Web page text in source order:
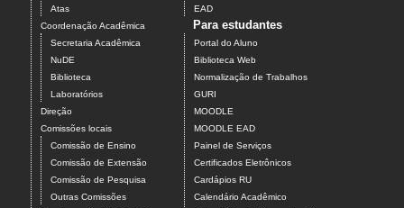
Atas
Coordenação Acadêmica
Secretaria Acadêmica
NuDE
Biblioteca
Laboratórios
Direção
Comissões locais
Comissão de Ensino
Comissão de Extensão
Comissão de Pesquisa
Outras Comissões
EAD
Para estudantes
Portal do Aluno
Biblioteca Web
Normalização de Trabalhos
GURI
MOODLE
MOODLE EAD
Painel de Serviços
Certificados Eletrônicos
Cardápios RU
Calendário Acadêmico